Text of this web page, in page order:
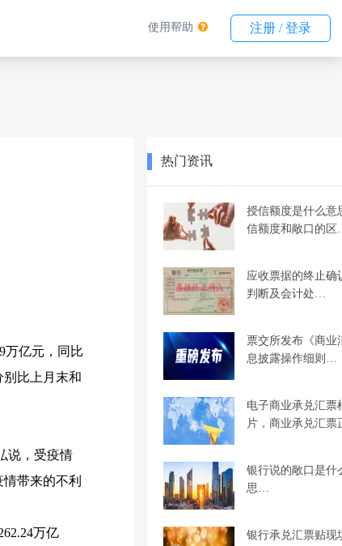
使用帮助 注册 / 登录
万亿元，同比
别比上月末和
说，受疫情
带来的不利
万亿
热门资讯
授信额度是什么意
信额度和敞口的
应收票据的终止确
判断及会计处…
票交所发布《商业
息披露操作细则…
电子商业承兑汇票
片，商业承兑汇
银行说的敞口是什
思…
银行承兑汇票贴现